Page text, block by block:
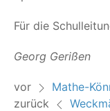
Für die
Georg Geri­ßen
vor
Mathe-
zurück